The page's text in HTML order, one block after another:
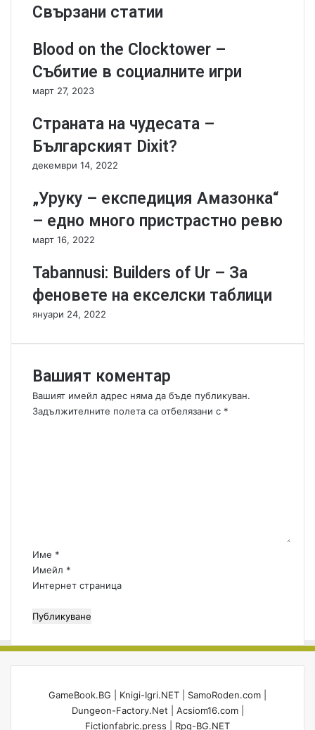
s
a
r
Н
б
у
н
и
е
!
-
О
н
е
з
и
р
Свързани статии
Blood on the Clocktower –
Събитие в социалните игри
март 27, 2023
Страната на чудесата –
Българският Dixit?
декември 14, 2022
„Уруку – експедиция Амазонка“
– едно много пристрастно ревю
март 16, 2022
Tabannusi: Builders of Ur – За
феновете на екселски таблици
януари 24, 2022
Вашият коментар
Вашият имейл адрес няма да бъде публикуван.
Задължителните полета са отбелязани с *
:
*
Име *
Имейл *
Интернет страница
GameBook.BG Knigi-Igri.NET SamoRoden.com
Dungeon-Factory.Net
Acsiom16.com|
Fictionfabric.press
Rpg-BG.NET